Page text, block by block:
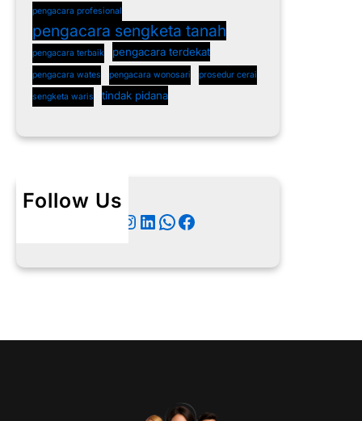
pengacara profesional
pengacara sengketa tanah
pengacara terbaik pengacara terdekat
pengacara wates pengacara wonosari prosedur cerai
sengketa waris tindak pidana
Follow Us
Instagram LinkedIn WhatsApp Facebook